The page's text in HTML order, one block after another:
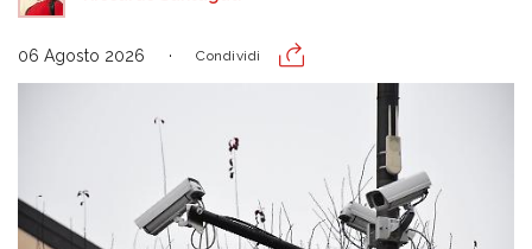
06 Agosto 2026 Condividi